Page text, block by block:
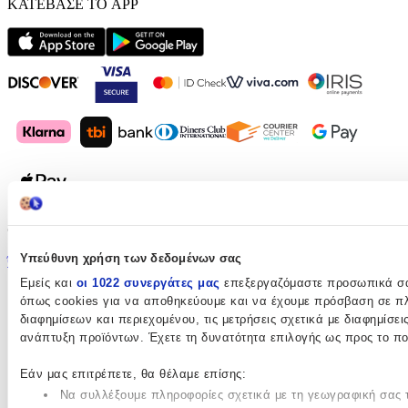
Υπεύθυνη χρήση των δεδομένων σας
Εμείς και οι 1022 συνεργάτες μας επεξεργαζόμαστε προσωπικά
όπως cookies για να αποθηκεύουμε και να έχουμε πρόσβαση σε
διαφημίσεων και περιεχομένου, τις μετρήσεις σχετικά με
ανάπτυξη προϊόντων. Έχετε τη δυνατότητα επιλογής ως προς το
Εάν μας επιτρέπετε, θα θέλαμε επίσης:
Να συλλέξουμε πληροφορίες σχετικά με τη γεωγραφική σας
ΚΑΤΕΒΑΣΕ ΤΟ APP
©2026SHOPFLIX
Όροι χρήσης Πολιτική cookiesΠολιτική απορρήτου